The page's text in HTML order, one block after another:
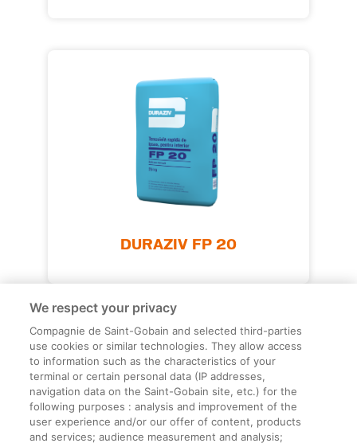
DURAZIV FP 20
Informații legale
Termeni și condiții
We respect your privacy
Compagnie de Saint-Gobain and selected third-parties
use cookies or similar technologies. They allow access
to information such as the characteristics of your
terminal or certain personal data (IP addresses,
navigation data on the Saint-Gobain site, etc.) for the
following purposes : analysis and improvement of the
user experience and/or our offer of content, products
and services; audience measurement and analysis;